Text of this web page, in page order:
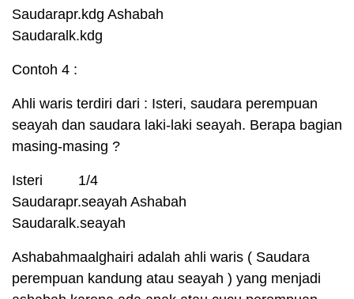
Saudarapr.kdg Ashabah
Saudaralk.kdg
Contoh 4 :
Ahli waris terdiri dari : Isteri, saudara perempuan
seayah dan saudara laki-laki seayah. Berapa bagian
masing-masing ?
Isteri 1/4
Saudarapr.seayah Ashabah
Saudaralk.seayah
Ashabahmaalghairi adalah ahli waris ( Saudara
perempuan kandung atau seayah ) yang menjadi